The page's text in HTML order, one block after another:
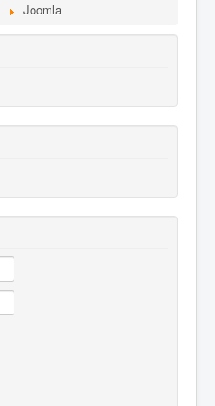
Joomla